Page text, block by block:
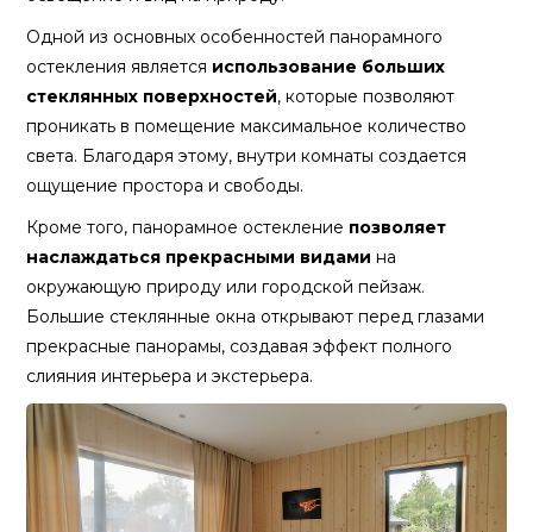
Одной из основных особенностей панорамного
остекления является использование больших
стеклянных поверхностей, которые позволяют
проникать в помещение максимальное количество
света. Благодаря этому, внутри комнаты создается
ощущение простора и свободы.
Кроме того, панорамное остекление позволяет
наслаждаться прекрасными видами на
окружающую природу или городской пейзаж.
Большие стеклянные окна открывают перед глазами
прекрасные панорамы, создавая эффект полного
слияния интерьера и экстерьера.